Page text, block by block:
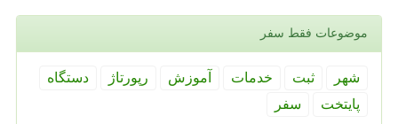
موضوعات فقط سفر
شهر ثبت خدمات آموزش رپورتاژ
دستگاه
پایتخت
سفر